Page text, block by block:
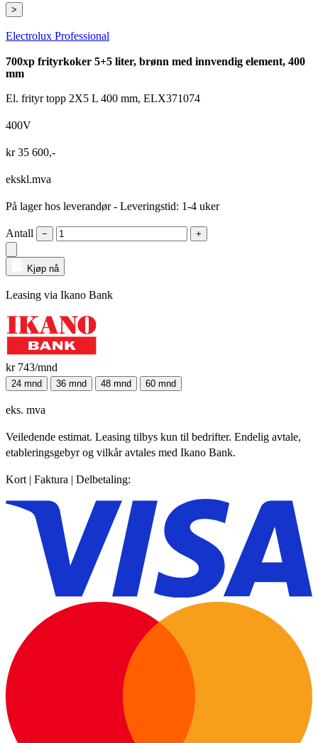
>
Electrolux Professional
700xp frityrkoker 5+5 liter, brønn med innvendig element, 400
mm
El. frityr topp 2X5 L 400 mm, ELX371074
400V
kr35 600,-
ekskl.mva
På lager hos leverandør- Leveringstid: 1-4 uker
Antall − +
Kjøp nå
Leasing via Ikano Bank
kr 743/mnd
24 mnd 36 mnd 48 mnd 60 mnd
eks. mva
Veiledende estimat. Leasing tilbys kun til bedrifter. Endelig avtale,
etableringsgebyr og vilkår avtales med Ikano Bank.
Kort | Faktura | Delbetaling: